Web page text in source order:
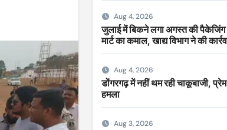
Aug 4, 2026
जुलाई में बिकने लगा अगस्त की पैकेजिंग
मार्ट का कमाल, खाद्य विभाग ने की
Aug 4, 2026
डोंगरगढ़ में नहीं थम रही चाकूबाजी,
हमला
Aug 3, 2026